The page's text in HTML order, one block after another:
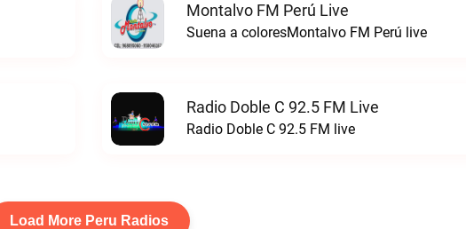
Montalvo FM Perú Live
Suena a coloresMontalvo FM Perú live
Radio Doble C 92.5 FM Live
Radio Doble C 92.5 FM live
Load More Peru Radios